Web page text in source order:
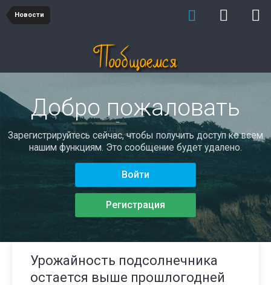
Новости
Добро пожаловать
Зарегистрируйтесь сейчас, чтобы получить доступ ко всем
нашим функциям. Это сообщение будет удалено.
Войти
Регистрация
Урожайность подсолнечника
остается выше прошлогодней